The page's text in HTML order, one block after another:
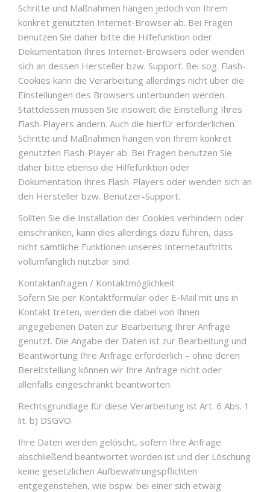
Schritte und Maßnahmen hängen jedoch von Ihrem
konkret genutzten Internet-Browser ab. Bei Fragen
benutzen Sie daher bitte die Hilfefunktion oder
Dokumentation Ihres Internet-Browsers oder wenden
sich an dessen Hersteller bzw. Support. Bei sog. Flash-
Cookies kann die Verarbeitung allerdings nicht über die
Einstellungen des Browsers unterbunden werden.
Stattdessen müssen Sie insoweit die Einstellung Ihres
Flash-Players ändern. Auch die hierfür erforderlichen
Schritte und Maßnahmen hängen von Ihrem konkret
genutzten Flash-Player ab. Bei Fragen benutzen Sie
daher bitte ebenso die Hilfefunktion oder
Dokumentation Ihres Flash-Players oder wenden sich an
den Hersteller bzw. Benutzer-Support.
Sollten Sie die Installation der Cookies verhindern oder
einschränken, kann dies allerdings dazu führen, dass
nicht sämtliche Funktionen unseres Internetauftritts
vollumfänglich nutzbar sind.
Kontaktanfragen / Kontaktmöglichkeit
Sofern Sie per Kontaktformular oder E-Mail mit uns in
Kontakt treten, werden die dabei von Ihnen
angegebenen Daten zur Bearbeitung Ihrer Anfrage
genutzt. Die Angabe der Daten ist zur Bearbeitung und
Beantwortung Ihre Anfrage erforderlich – ohne deren
Bereitstellung können wir Ihre Anfrage nicht oder
allenfalls eingeschränkt beantworten.
Rechtsgrundlage für diese Verarbeitung ist Art. 6 Abs. 1
lit. b) DSGVO.
Ihre Daten werden gelöscht, sofern Ihre Anfrage
abschließend beantwortet worden ist und der Löschung
keine gesetzlichen Aufbewahrungspflichten
entgegenstehen, wie bspw. bei einer sich etwaig